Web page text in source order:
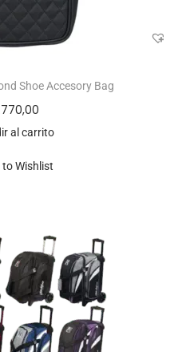
Shoe Accesory Bag
al carrito
to Wishlist